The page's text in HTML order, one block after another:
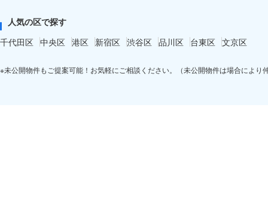
人気の区で探す
千代田区 中央区 港区 新宿区 渋谷区 品川区 台東区 文京区
※未公開物件もご提案可能！お気軽にご相談ください。（未公開物件は場合により